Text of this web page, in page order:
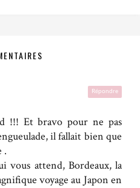
Répondre
!!! Et bravo pour ne pas
il fallait bien que
.
vous attend, Bordeaux, la
voyage au Japon en